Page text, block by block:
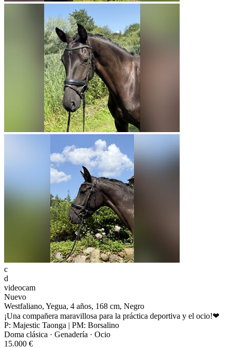
c
d
videocam
Nuevo
Westfaliano, Yegua, 4 años, 168 cm, Negro
¡Una compañera maravillosa para la práctica deportiva y el ocio!❤
P: Majestic Taonga | PM: Borsalino
Doma clásica · Genadería · Ocio
15.000 €